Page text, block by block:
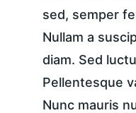
sed, semper
Nullam a
diam. Sed
Pellentesque
Nunc mauris